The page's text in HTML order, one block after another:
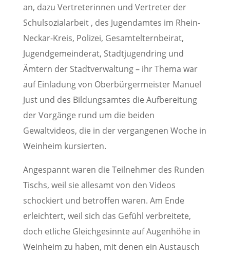
an, dazu Vertreterinnen und Vertreter der
Schulsozialarbeit , des Jugendamtes im Rhein-
Neckar-Kreis, Polizei, Gesamtelternbeirat,
Jugendgemeinderat, Stadtjugendring und
Ämtern der Stadtverwaltung – ihr Thema war
auf Einladung von Oberbürgermeister Manuel
Just und des Bildungsamtes die Aufbereitung
der Vorgänge rund um die beiden
Gewaltvideos, die in der vergangenen Woche in
Weinheim kursierten.
Angespannt waren die Teilnehmer des Runden
Tischs, weil sie allesamt von den Videos
schockiert und betroffen waren. Am Ende
erleichtert, weil sich das Gefühl verbreitete,
doch etliche Gleichgesinnte auf Augenhöhe in
Weinheim zu haben, mit denen ein Austausch